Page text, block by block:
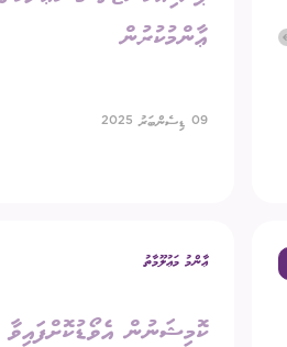
ޢާންމުކުރުން
09 ޑިސެންބަރު 2025
ޢާންމު މަޢުލޫމާތު
ކޮމިޝަނުން އެވޯޑުކޮށްފައިވާ